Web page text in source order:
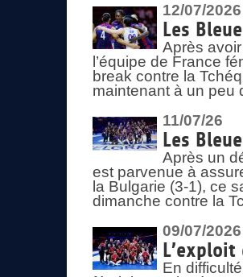
12/07/2026
Les
Après
l’équipe de France
break contre la
maintenant à un peu
11/07/26
Les
Après un
est parvenue à
la Bulgarie (3-1), ce
dimanche contre la
09/07/2026
En